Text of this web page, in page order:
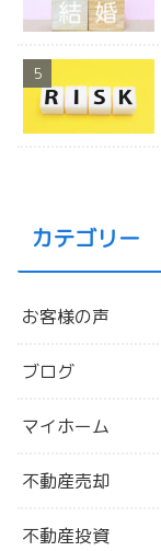
カテゴリー
お客様の声
ブログ
マイホーム
不動産売却
不動産投資